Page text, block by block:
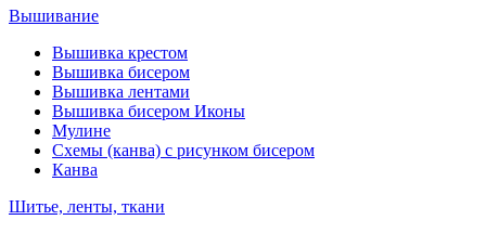
Вышивание
Вышивка крестом
Вышивка бисером
Вышивка лентами
Вышивка бисером Иконы
Мулине
Схемы (канва) с рисунком бисером
Канва
Шитье, ленты, ткани